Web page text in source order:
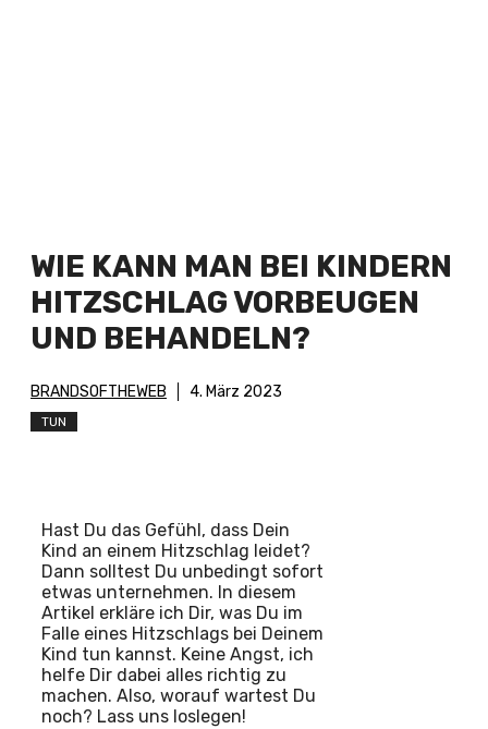
WIE KANN MAN BEI KINDERN
HITZSCHLAG VORBEUGEN
UND BEHANDELN?
BRANDSOFTHEWEB 4. März 2023
TUN
Hast Du das Gefühl, dass Dein
Kind an einem Hitzschlag leidet?
Dann solltest Du unbedingt sofort
etwas unternehmen. In diesem
Artikel erkläre ich Dir, was Du im
Falle eines Hitzschlags bei Deinem
Kind tun kannst. Keine Angst, ich
helfe Dir dabei alles richtig zu
machen. Also, worauf wartest Du
noch? Lass uns loslegen!